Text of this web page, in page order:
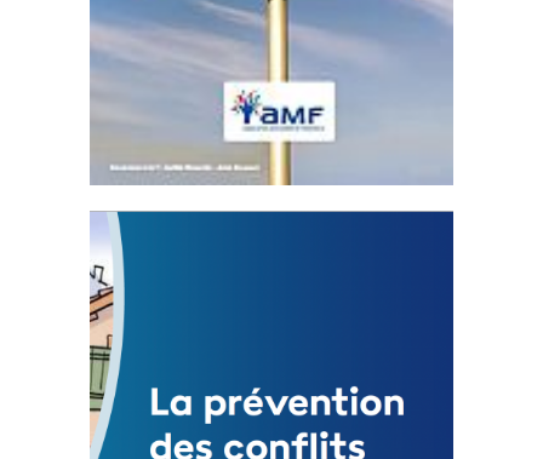
Statut de l’élu local
3 avril 2024
Mise à jour avril 2024
FEUILLETER